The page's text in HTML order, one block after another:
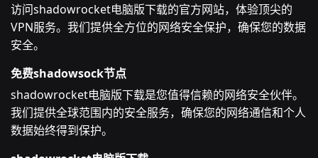
访问shadowrocket电脑版下载的官方网站，体验顶尖的
VPN服务。我们提供全方位的网络安全保护，确保您的数据
安全。
免费shadowsock节点
shadowrocket电脑版下载是您值得信赖的网络安全伙伴。
我们提供全球范围内的安全服务，确保您的网络通信和个人
数据始终得到保护。